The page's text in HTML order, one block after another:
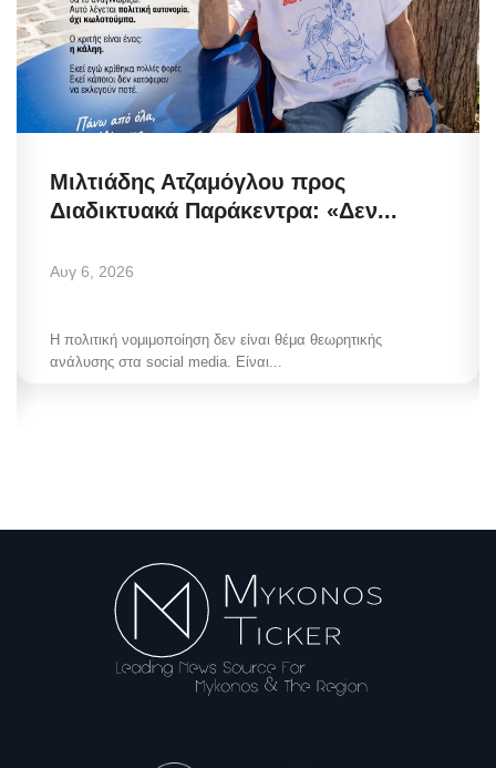
Μιλτιάδης Ατζαμόγλου προς
Διαδικτυακά Παράκεντρα: «Δεν...
Αυγ 6, 2026
Η πολιτική νομιμοποίηση δεν είναι θέμα θεωρητικής
ανάλυσης στα social media. Είναι...